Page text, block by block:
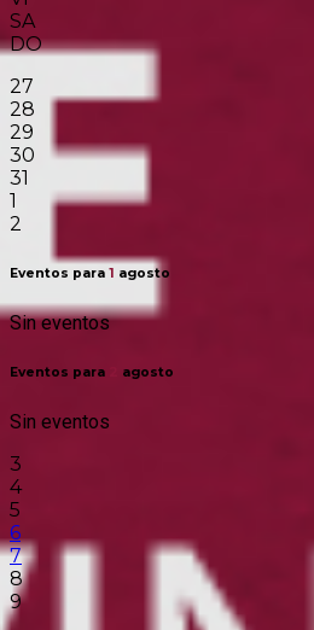
SA
DO
27
28
29
30
31
1
2
Eventos para 1 agosto
Sin eventos
Eventos para agosto
Sin eventos
3
4
5
6
7
8
9